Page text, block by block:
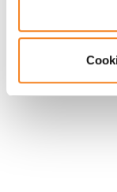
Suivez